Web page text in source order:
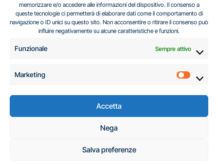
memorizzare e/o accedere alle informazioni del dispositivo. Il consenso a
queste tecnologie ci permetterà di elaborare dati come il comportamento di
navigazione o ID unici su questo sito. Non acconsentire o ritirare il consenso può
influire negativamente su alcune caratteristiche e funzioni.
Funzionale Sempre attivo
Marketing
Accetta
Nega
Salva preferenze
Centro Analisi e Studi Italus © Tutti i diritti riservati
C.A.S.I. – Centro
Analisi e Studi Italus